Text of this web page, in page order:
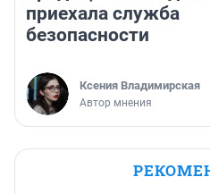
приехала служба
безопасности
Ксения Владимирская
Автор мнения